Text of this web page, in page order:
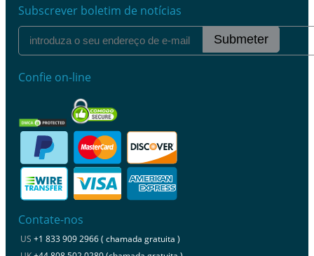
Subscrever boletim de notícias
Submeter
Confie on-line
Contate-nos
US +1 833 909 2966 ( chamada gratuita )